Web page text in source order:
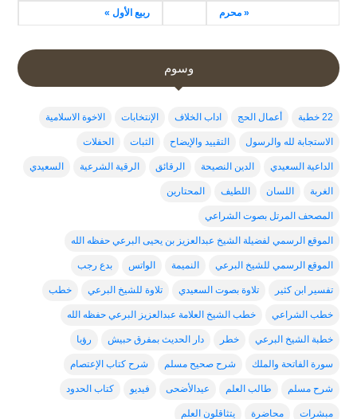
« محرم ربيع الأول »
وسوم
22 خطبة أعمال الحج اداب الخلاف الإنتخابات الاخوة الاسلامية
الاستجابة لله والرسول التقييد والإيضاح الثبات الحفلات
الداعية السعيدي الدين النصيحة الرقائق الرقية الشرعية السعيدي
الغربة اللسان اللطيف المحتارين
المصحف المرتل بصوت الشراعي
الموقع الرسمي لفضيلة الشيخ عبدالعزيز بن يحيى البرعي حفظه الله
الموقع الرسمي للشيخ البرعي النميمة الواتس بدع رجب
تفسير ابن كثير تلاوة بصوت السعيدي تلاوة للشيخ البرعي خطب
خطب الشراعي خطب الشيخ العلامة عبدالعزيز البرعي حفظه الله
خطبة الشيخ البرعي خطر دار الحديث بمفرق حبيش رؤيا
سورة الفاتحة والملك شرح صحيح مسلم شرح كتاب الإعتصام
شرح مسلم طالب العلم عيدالأضحى فيديو كتاب الحدود
مبشرات محاضرة يتثاقلون العلم